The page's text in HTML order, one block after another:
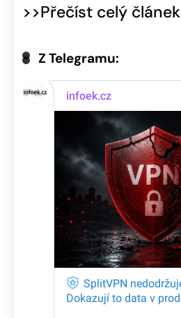
>>Přečíst celý článek
Z Telegramu: